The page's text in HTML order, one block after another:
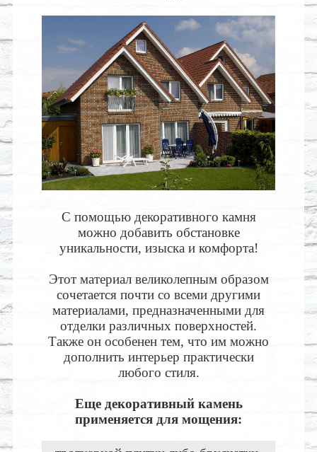
С помощью декоративного камня
можно добавить обстановке
уникальности, изыска и комфорта!
Этот материал великолепным образом
сочетается почти со всеми другими
материалами, предназначенными для
отделки различных поверхностей.
Также он особенен тем, что им можно
дополнить интерьер практически
любого стиля.
Еще декоративный камень
применяется для мощения: